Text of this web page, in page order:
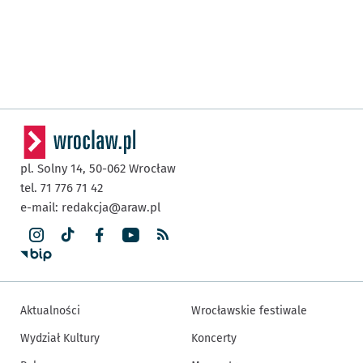
pl. Solny 14, 50-062 Wrocław
tel. 71 776 71 42
e-mail: redakcja@araw.pl
Aktualności
Wydział Kultury
Wrocławskie festiwale
Koncerty